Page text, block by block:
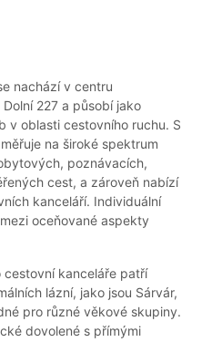
nachází v centru
227 a působí jako
v oblasti cestovního ruchu. S
na široké spektrum
poznávacích,
cest, a zároveň nabízí
kanceláří. Individuální
oceňované aspekty
cestovní kanceláře patří
lázní, jako jsou Sárvár,
pro různé věkové skupiny.
dovolené s přímými